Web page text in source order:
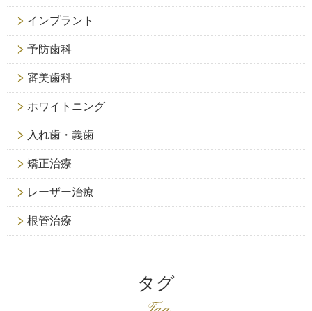
インプラント
予防歯科
審美歯科
ホワイトニング
入れ歯・義歯
矯正治療
レーザー治療
根管治療
タグ